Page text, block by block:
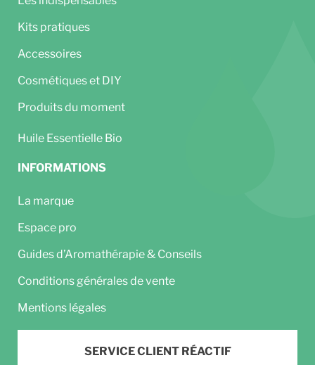
Kits pratiques
Accessoires
Cosmétiques et DIY
Produits du moment
Huile Essentielle Bio
INFORMATIONS
La marque
Espace pro
Guides d’Aromathérapie & Conseils
Conditions générales de vente
Mentions légales
SERVICE CLIENT RÉACTIF